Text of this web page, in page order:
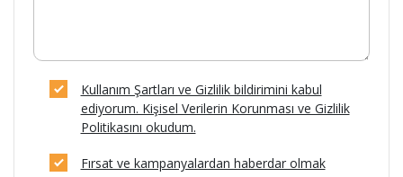
Kullanım Şartları ve Gizlilik bildirimini kabul
ediyorum. Kişisel Verilerin Korunması ve Gizlilik
Politikasını okudum.
Fırsat ve kampanyalardan haberdar olmak